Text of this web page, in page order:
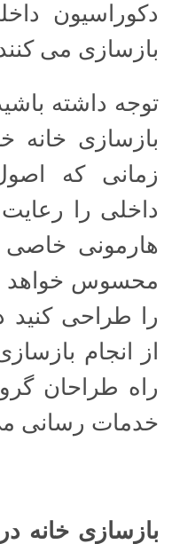
دکوراسیون
بازسازی می
توجه داشته
بازسازی خانه
زمانی که
داخلی را
هارمونی خاصی
محسوس خواهد
را طراحی کنید
از انجام
راه طراحان
خدمات رسانی
بازسازی خانه